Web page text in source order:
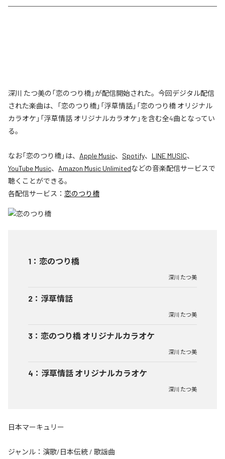
深川 たつ美の「恋のつり橋」が配信開始された。今回デジタル配信
された楽曲は、「恋のつり橋」「浮草情話」「恋のつり橋 オリジナル
カラオケ」「浮草情話 オリジナルカラオケ」を含む全4曲となってい
る。
なお「恋のつり橋」は、 Apple Music、 Spotify、 LINE MUSIC、
YouTube Music、 Amazon Music Unlimitedなどの音楽配信サービスで
聴くことができる。
各配信サービス： 恋のつり橋
1 ： 恋のつり橋
深川 たつ美
2 ： 浮草情話
深川 たつ美
3 ： 恋のつり橋 オリジナルカラオケ
深川 たつ美
4 ： 浮草情話 オリジナルカラオケ
深川 たつ美
日本マーキュリー
ジャンル： 演歌/日本伝統 / 歌謡曲